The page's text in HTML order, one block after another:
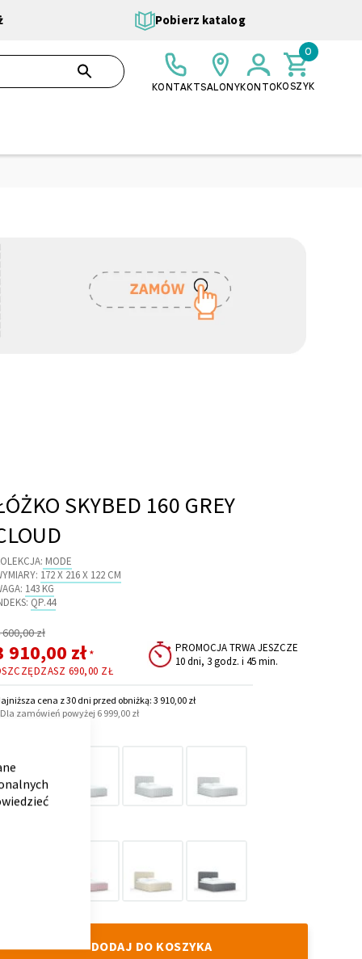
Pobierz katalog
SZUKAJ
KONTAKTSALONYKONTOKOSZYK
0,00 ZŁ
0
SKYBED 160 GREY
MODE
172 X 216 X 122 CM
143 KG
QP.44
600,00 zł
910,00 zł *
690,00 ZŁ
PROMOCJA TRWA JESZCZE
10 dni, 3 godz. i 45 min.
cena z 30 dni przed obniżką: 3 910,00 zł
zamówień powyżej 6 999,00 zł
Cloud
Cloud
DODAJ DO KOSZYKA